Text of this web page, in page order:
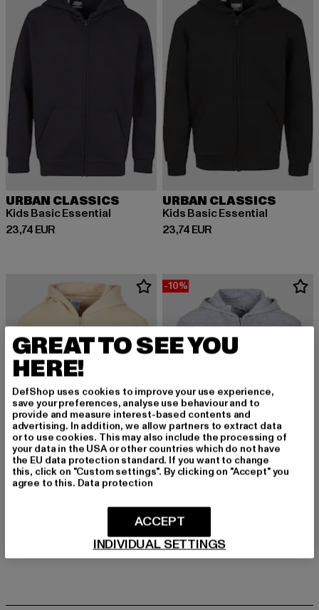
URBAN CLASSICS
Kids Basic Essential
23,74 EUR
Derzeitiger Preis: 23,74 EUR
URBAN CLASSICS
Kids Basic Essential
23,74 EUR
Derzeitiger Preis: 23,74 EUR
URBAN CLASSICS
Kids Basic Essential Zip Hoody
-10%
URBAN CLASSICS
22,49 EUR
GREAT TO SEE YOU
HERE!
DefShop uses cookies to improve your use experience,
save your preferences, analyse use behaviour and to
provide and measure interest-based contents and
advertising. In addition, we allow partners to extract data
or to use cookies. This may also include the processing of
your data in the USA or other countries which do not have
the EU data protection standard. If you want to change
this, click on "Custom settings". By clicking on "Accept" you
agree to this. Data protection
INDIVIDUAL SETTINGS
ACCEPT